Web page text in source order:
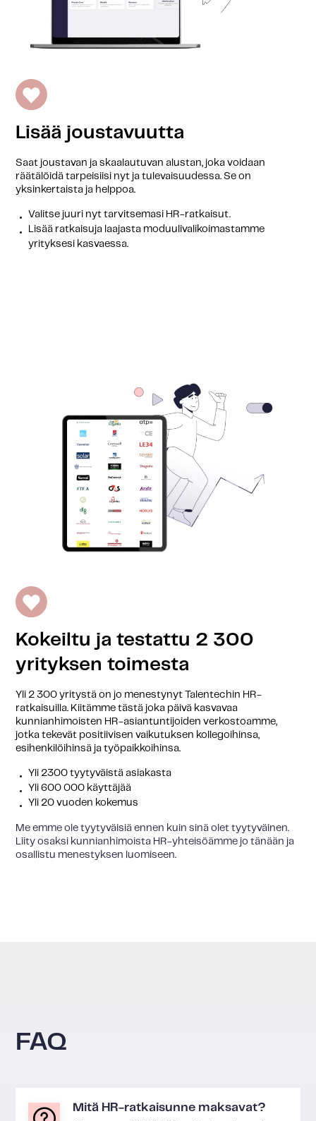
Lisää joustavuutta
Saat joustavan ja skaalautuvan alustan, joka voidaan
räätälöidä tarpeisiisi nyt ja tulevaisuudessa. Se on
yksinkertaista ja helppoa.
Valitse juuri nyt tarvitsemasi HR-ratkaisut.
Lisää ratkaisuja laajasta moduulivalikoimastamme
yrityksesi kasvaessa.
Kokeiltu ja testattu 2 300
yrityksen toimesta
Yli 2 300 yritystä on jo menestynyt Talentechin HR-
ratkaisuilla. Kiitämme tästä joka päivä kasvavaa
kunnianhimoisten HR-asiantuntijoiden verkostoamme,
jotka tekevät positiivisen vaikutuksen kollegoihinsa,
esihenkilöihinsä ja työpaikkoihinsa.
Yli 2300 tyytyväistä asiakasta
Yli 600 000 käyttäjää
Yli 20 vuoden kokemus
Me emme ole tyytyväisiä ennen kuin sinä olet tyytyväinen.
Liity osaksi kunnianhimoista HR-yhteisöämme jo tänään ja
osallistu menestyksen luomiseen.
FAQ
Mitä HR-ratkaisunne maksavat?